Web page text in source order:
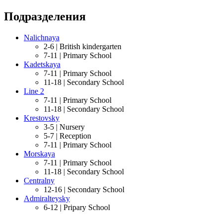
Подразделения
Nalichnaya
2-6 | British kindergarten
7-11 | Primary School
Kadetskaya
7-11 | Primary School
11-18 | Secondary School
Line 2
7-11 | Primary School
11-18 | Secondary School
Krestovsky
3-5 | Nursery
5-7 | Reception
7-11 | Primary School
Morskaya
7-11 | Primary School
11-18 | Secondary School
Centralny
12-16 | Secondary School
Admiralteysky
6-12 | Pripary School